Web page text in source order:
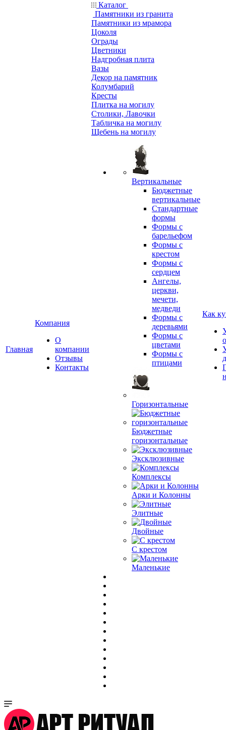
Главная
Компания
О
компании
Отзывы
Контакты
Каталог
Памятники из гранита
Памятники из мрамора
Цоколя
Ограды
Цветники
Надгробная плита
Вазы
Декор на памятник
Колумбарий
Кресты
Плитка на могилу
Столики, Лавочки
Табличка на могилу
Щебень на могилу
Вертикальные
Бюджетные
вертикальные
Стандартные
формы
Формы с
барельефом
Формы с
крестом
Формы с
сердцем
Ангелы,
церкви,
мечети,
медведи
Формы с
деревьями
Формы с
цветами
Формы с
птицами
Горизонтальные
Бюджетные
горизонтальные
Эксклюзивные
Комплексы
Арки и Колонны
Элитные
Двойные
С крестом
Маленькие
Как